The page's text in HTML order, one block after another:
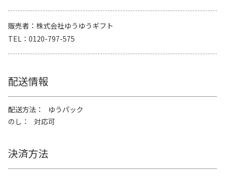
販売者
株式会社ゆうゆうギフト
TEL
0120-797-575
配送情報
配送方法
ゆうパック
のし
対応可
決済方法